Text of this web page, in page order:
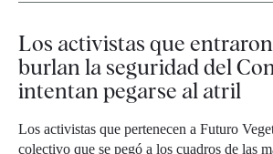
Los activistas que
burlan la seguridad del
intentan pegarse al atril
Los activistas que pertenecen a Futuro
colectivo que se pegó a los cuadros de las